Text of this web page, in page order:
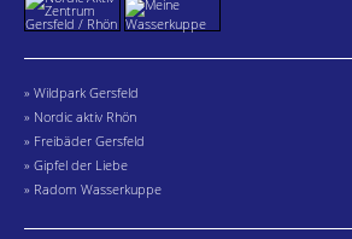
» Wildpark Gersfeld
» Nordic aktiv Rhön
» Freibäder Gersfeld
» Gipfel der Liebe
» Radom Wasserkuppe